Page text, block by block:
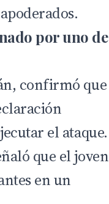
por uno de
confirmó que
el ataque.
que el joven
en un